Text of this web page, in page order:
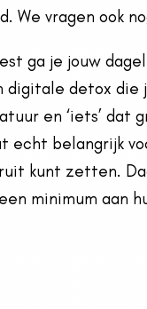
We vragen ook
ga je jouw
digitale detox
en ‘iets’ dat
echt belangrijk
kunt zetten.
minimum aan